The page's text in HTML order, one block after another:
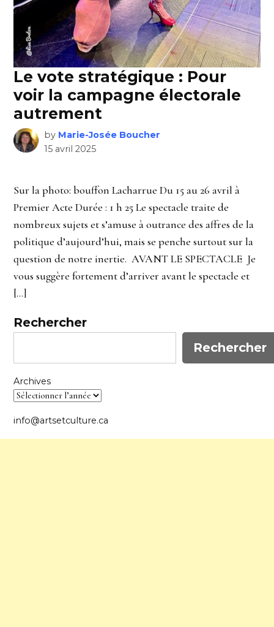
Le vote stratégique : Pour
voir la campagne électorale
autrement
by Marie-Josée Boucher
15 avril 2025
Sur la photo: bouffon Lacharrue Du 15 au 26 avril à
Premier Acte Durée : 1 h 25 Le spectacle traite de
nombreux sujets et s’amuse à outrance des affres de la
politique d’aujourd’hui, mais se penche surtout sur la
question de notre inertie. AVANT LE SPECTACLE Je
vous suggère fortement d’arriver avant le spectacle et
[…]
Rechercher
Rechercher
Archives
info@artsetculture.ca